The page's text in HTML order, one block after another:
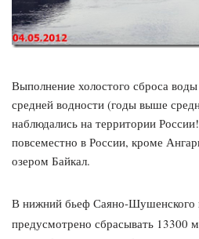
Выполнение холостого сброса
средней водности (годы выше
наблюдались на территории
повсеместно в России, кроме
озером Байкал.
В нижний бьеф Саяно-Шушенского
предусмотрено сбрасывать 13300 м